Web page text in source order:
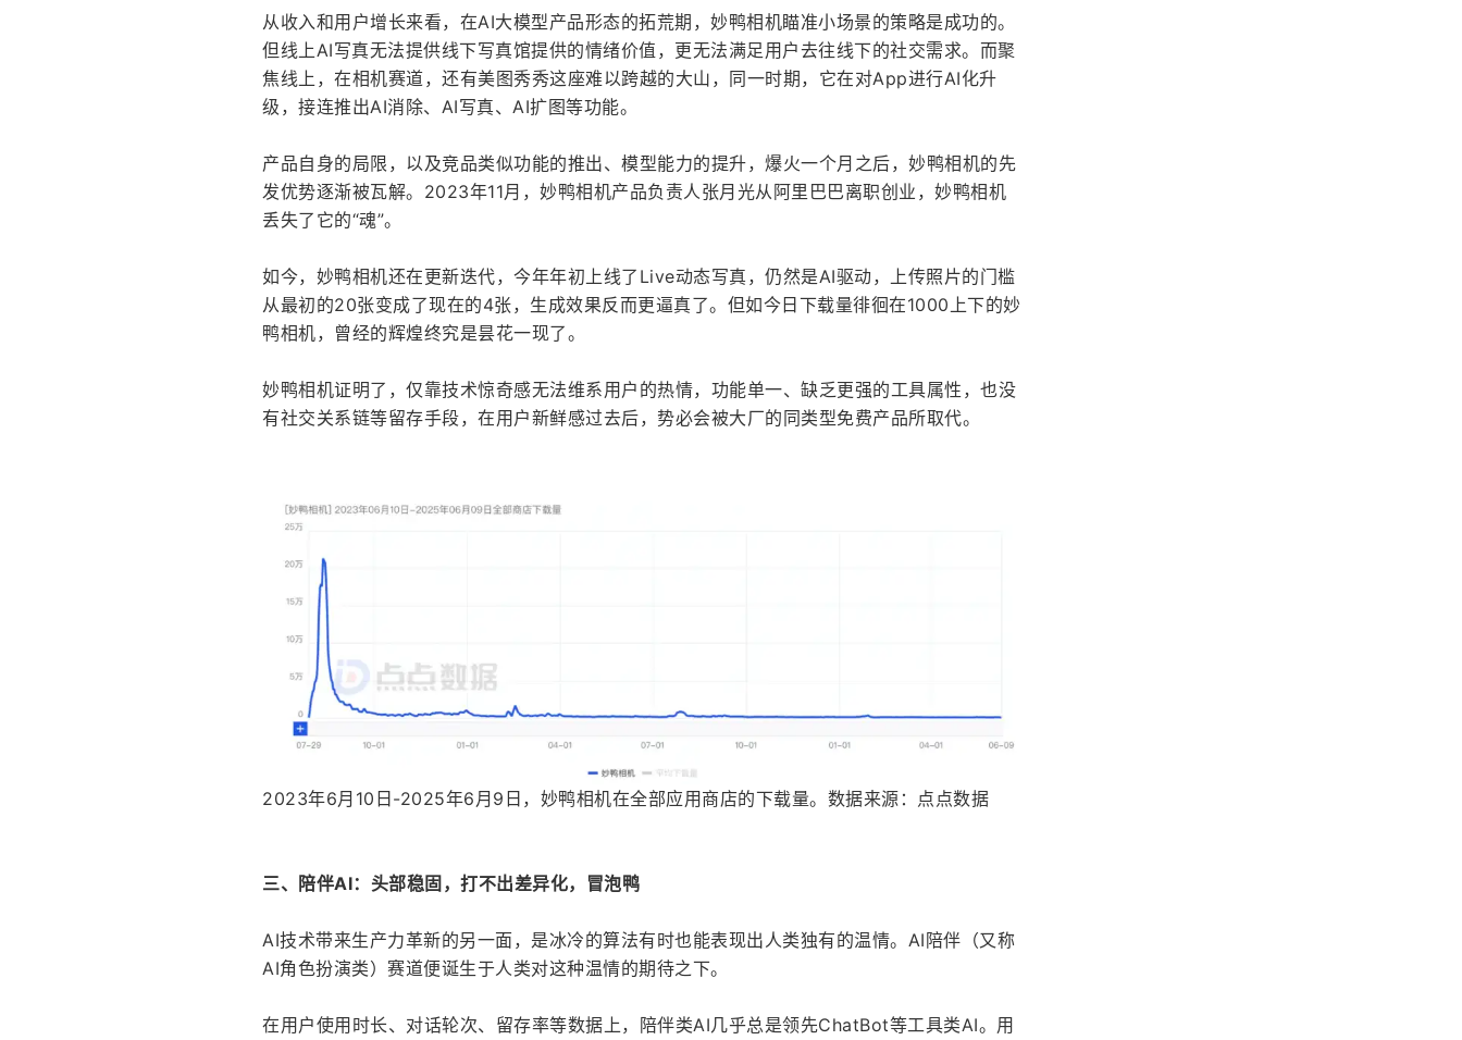
从收入和用户增长来看，在AI大模型产品形态的拓荒期，妙鸭相机瞄准小场景的策略是成功的。
但线上AI写真无法提供线下写真馆提供的情绪价值，更无法满足用户去往线下的社交需求。而聚
焦线上，在相机赛道，还有美图秀秀这座难以跨越的大山，同一时期，它在对App进行AI化升
级，接连推出AI消除、AI写真、AI扩图等功能。
产品自身的局限，以及竞品类似功能的推出、模型能力的提升，爆火一个月之后，妙鸭相机的先
发优势逐渐被瓦解。2023年11月，妙鸭相机产品负责人张月光从阿里巴巴离职创业，妙鸭相机
丢失了它的“魂”。
如今，妙鸭相机还在更新迭代，今年年初上线了Live动态写真，仍然是AI驱动，上传照片的门槛
从最初的20张变成了现在的4张，生成效果反而更逼真了。但如今日下载量徘徊在1000上下的妙
鸭相机，曾经的辉煌终究是昙花一现了。
妙鸭相机证明了，仅靠技术惊奇感无法维系用户的热情，功能单一、缺乏更强的工具属性，也没
有社交关系链等留存手段，在用户新鲜感过去后，势必会被大厂的同类型免费产品所取代。
2023年6月10日-2025年6月9日，妙鸭相机在全部应用商店的下载量。数据来源：点点数据
三、陪伴AI：头部稳固，打不出差异化，冒泡鸭
AI技术带来生产力革新的另一面，是冰冷的算法有时也能表现出人类独有的温情。AI陪伴（又称
AI角色扮演类）赛道便诞生于人类对这种温情的期待之下。
在用户使用时长、对话轮次、留存率等数据上，陪伴类AI几乎总是领先ChatBot等工具类AI。用